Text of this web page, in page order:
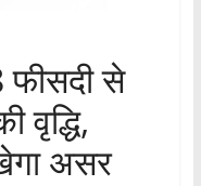
फीसदी से
वृद्धि,
असर